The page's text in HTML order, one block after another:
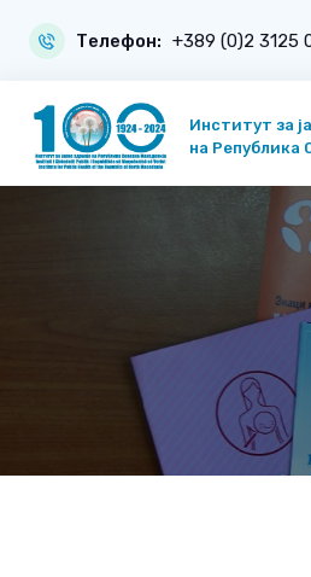
Телефон: +389 (0)2 3125
Институт за
на Република